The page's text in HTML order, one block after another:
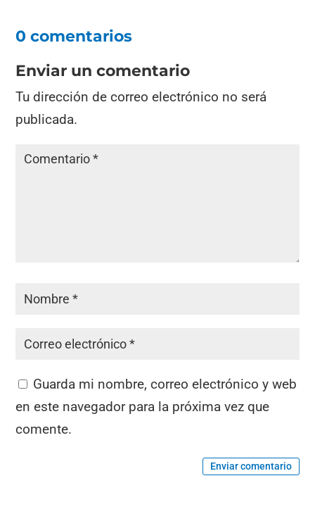
0 comentarios
Enviar un comentario
Tu dirección de correo electrónico no será
publicada.
Guarda mi nombre, correo electrónico y web
en este navegador para la próxima vez que
comente.
Enviar comentario